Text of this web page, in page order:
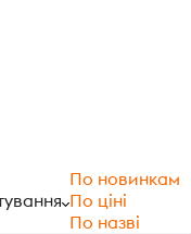
По новинкам
По ціні
По назві